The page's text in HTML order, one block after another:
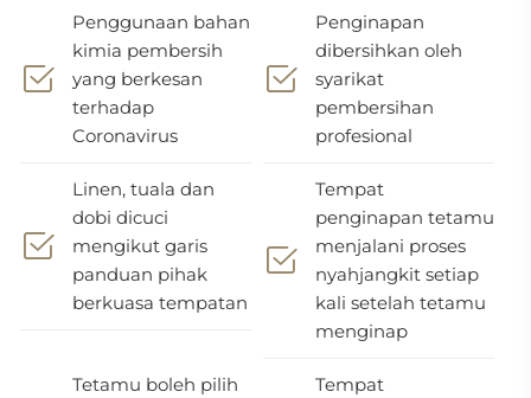
Penggunaan bahan
kimia pembersih
yang berkesan
terhadap
Coronavirus
Penginapan
dibersihkan oleh
syarikat
pembersihan
profesional
Linen, tuala dan
dobi dicuci
mengikut garis
panduan pihak
berkuasa tempatan
Tempat
penginapan tetamu
menjalani proses
nyahjangkit setiap
kali setelah tetamu
menginap
Tetamu boleh pilih
Tempat